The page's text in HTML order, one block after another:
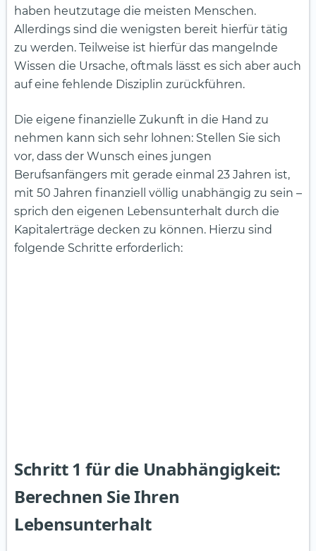
haben heutzutage die meisten Menschen.
Allerdings sind die wenigsten bereit hierfür tätig
zu werden. Teilweise ist hierfür das mangelnde
Wissen die Ursache, oftmals lässt es sich aber auch
auf eine fehlende Disziplin zurückführen.
Die eigene finanzielle Zukunft in die Hand zu
nehmen kann sich sehr lohnen: Stellen Sie sich
vor, dass der Wunsch eines jungen
Berufsanfängers mit gerade einmal 23 Jahren ist,
mit 50 Jahren finanziell völlig unabhängig zu sein –
sprich den eigenen Lebensunterhalt durch die
Kapitalerträge decken zu können. Hierzu sind
folgende Schritte erforderlich:
Schritt 1 für die Unabhängigkeit:
Berechnen Sie Ihren
Lebensunterhalt